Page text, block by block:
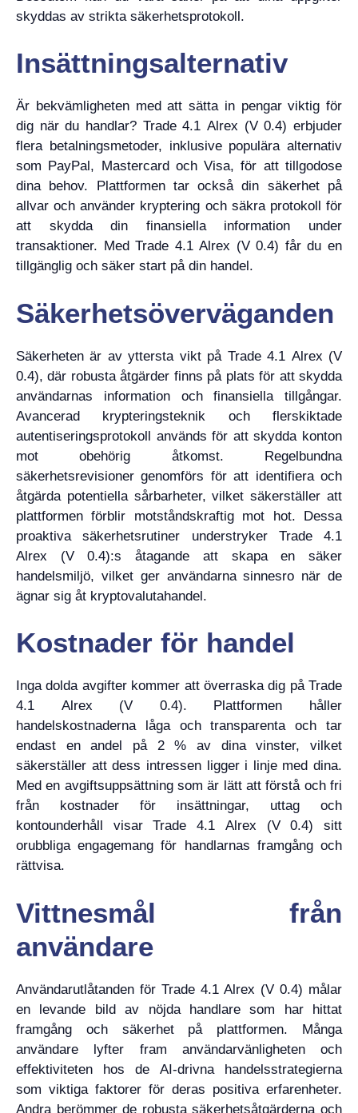
skyddas av strikta säkerhetsprotokoll.
Insättningsalternativ
Är bekvämligheten med att sätta in pengar viktig för
dig när du handlar? Trade 4.1 Alrex (V 0.4) erbjuder
flera betalningsmetoder, inklusive populära alternativ
som PayPal, Mastercard och Visa, för att tillgodose
dina behov. Plattformen tar också din säkerhet på
allvar och använder kryptering och säkra protokoll för
att skydda din finansiella information under
transaktioner. Med Trade 4.1 Alrex (V 0.4) får du en
tillgänglig och säker start på din handel.
Säkerhetsöverväganden
Säkerheten är av yttersta vikt på Trade 4.1 Alrex (V
0.4), där robusta åtgärder finns på plats för att skydda
användarnas information och finansiella tillgångar.
Avancerad krypteringsteknik och flerskiktade
autentiseringsprotokoll används för att skydda konton
mot obehörig åtkomst. Regelbundna
säkerhetsrevisioner genomförs för att identifiera och
åtgärda potentiella sårbarheter, vilket säkerställer att
plattformen förblir motståndskraftig mot hot. Dessa
proaktiva säkerhetsrutiner understryker Trade 4.1
Alrex (V 0.4):s åtagande att skapa en säker
handelsmiljö, vilket ger användarna sinnesro när de
ägnar sig åt kryptovalutahandel.
Kostnader för handel
Inga dolda avgifter kommer att överraska dig på Trade
4.1 Alrex (V 0.4). Plattformen håller
handelskostnaderna låga och transparenta och tar
endast en andel på 2 % av dina vinster, vilket
säkerställer att dess intressen ligger i linje med dina.
Med en avgiftsuppsättning som är lätt att förstå och fri
från kostnader för insättningar, uttag och
kontounderhåll visar Trade 4.1 Alrex (V 0.4) sitt
orubbliga engagemang för handlarnas framgång och
rättvisa.
Vittnesmål från
användare
Användarutlåtanden för Trade 4.1 Alrex (V 0.4) målar
en levande bild av nöjda handlare som har hittat
framgång och säkerhet på plattformen. Många
användare lyfter fram användarvänligheten och
effektiviteten hos de AI-drivna handelsstrategierna
som viktiga faktorer för deras positiva erfarenheter.
Andra berömmer de robusta säkerhetsåtgärderna och